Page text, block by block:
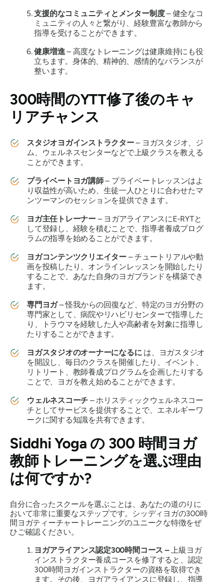
支援的なコミュニティとメンター制度– 健全なコ
ミュニティの人々と繋がり、経験豊富な教師から
指導を受けることができます。
健康増進 – 高度なトレーニングは健康維持にも役
立ちます。身体的、精神的、感情的なバランスが
整います。
300時間のYTT修了後のキャ
リアチャンス
スタジオヨガインストラクター– ヨガスタジオ、ジ
ム、ウェルネスセンターなどで上級クラスを教える
ことができます。
プライベートヨガ講師– プライベートレッスンはよ
り収益性が高いため、生徒一人ひとりに合わせたマ
ンツーマンのセッションを提供できます。
ヨガ主任トレーナー– ヨガアライアンスにE-RYTと
して登録し、経験を積むことで、指導者養成プログ
ラムの指導を始めることができます。
ヨガコンテンツクリエイター– チュートリアルや動
画を投稿したり、オンラインレッスンを開始したり
することで、あなた自身のヨガブランドを構築でき
ます。
専門ヨガ– 怪我からの回復など、特定のヨガ分野の
専門家として、病院やリハビリセンターで指導した
り、トラウマを経験した人や高齢者を対象に指導し
たりすることができます。
ヨガスタジオのオーナーになるに は、ヨガスタジオ
を開設し、毎日のクラスを開催したり、イベント、
リトリート、教師養成プログラムを企画したりする
ことで、ヨガを教え始めることができます。
ウェルネスコーチ – ホリスティックウェルネスコー
チとしてサービスを提供することで、エネルギーワ
ークに関する知識を共有できます。
Siddhi Yoga の 300 時間ヨガ
教師トレーニングを選ぶ理由
は何ですか?
自分に合ったスクールを選ぶことは、あなたの道のりに
おいて非常に重要なステップです。シッディヨガの300時
間ヨガティーチャートレーニングのユニークな特徴をぜ
ひご確認ください。
ヨガアライアンス認定300時間コース –上級ヨガ
インストラクター養成コースを修了すると、認定
300時間ヨガインストラクターの資格を取得でき
ます。その後、ヨガアライアンスに登録し、指導